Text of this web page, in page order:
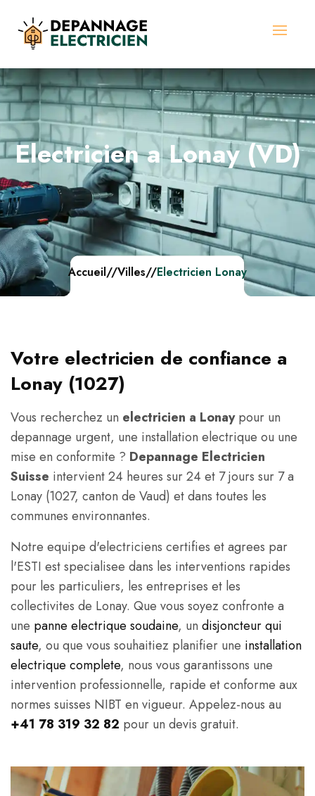
Electricien a Lonay (VD)
Accueil//Villes//Electricien Lonay
Votre electricien de confiance a
Lonay (1027)
Vous recherchez un electricien a Lonaypour un
depannage urgent, une installation electrique ou une
mise en conformite ? Depannage Electricien
Suisse intervient 24 heures sur 24 et 7 jours sur 7 a
Lonay (1027, canton de Vaud) et dans toutes les
communes environnantes.
Notre equipe d'electriciens certifies et agrees par
l'ESTI est specialisee dans les interventions rapides
pour les particuliers, les entreprises et les
collectivites de Lonay. Que vous soyez confronte a
une panne electrique soudaine, un disjoncteur qui
saute, ou que vous souhaitiez planifier une installation
electrique complete, nous vous garantissons une
intervention professionnelle, rapide et conforme aux
normes suisses NIBT en vigueur. Appelez-nous au
+41 78 319 32 82 pour un devis gratuit.